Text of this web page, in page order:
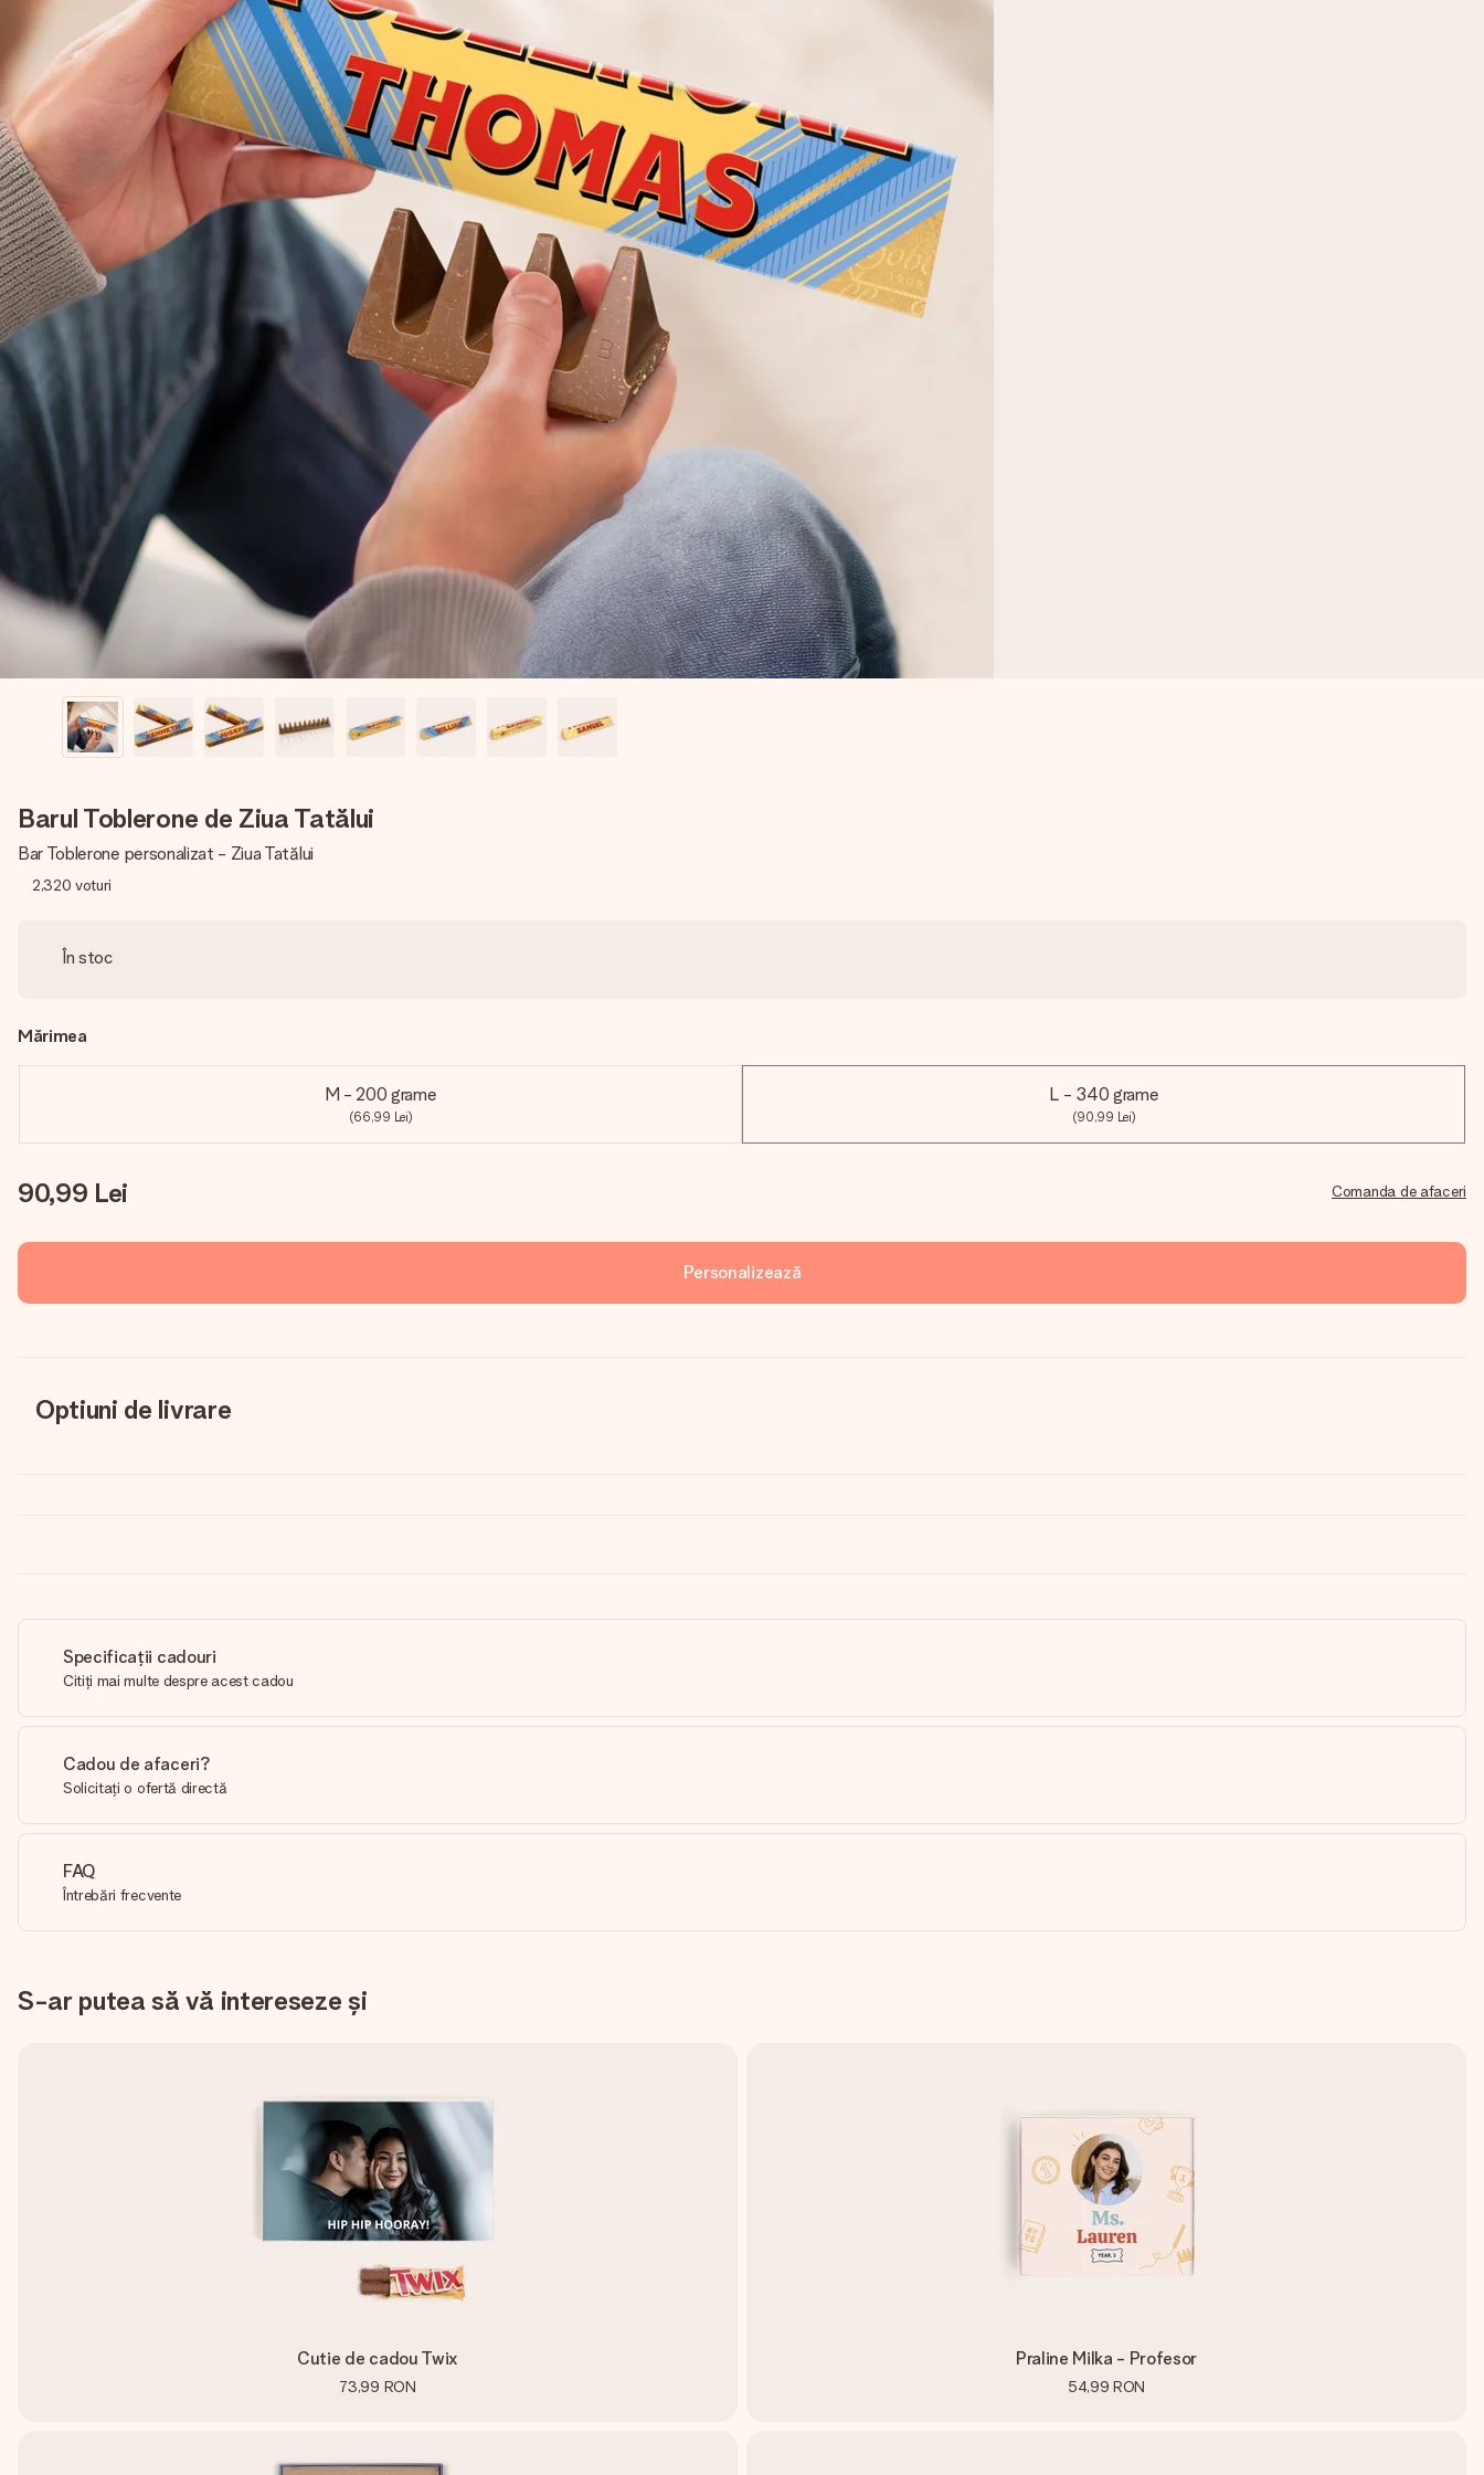
Barul Toblerone de Ziua Tatălui
Bar Toblerone personalizat - Ziua Tatălui
2,320 voturi
În stoc
Mărimea
M - 200 grame
(66,99 Lei)
L - 340 grame
(90,99 Lei)
90,99 Lei Comanda de afaceri
Personalizează
Optiuni de livrare
Specificații cadouri
Citiți mai multe despre acest cadou
Cadou de afaceri?
Solicitați o ofertă directă
FAQ
Întrebări frecvente
S-ar putea să vă intereseze și
Cutie de cadou Twix
73,99 RON
Praline Milka - Profesor
54,99 RON